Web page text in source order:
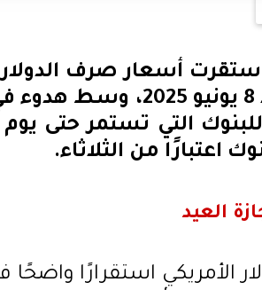
أسعار صرف الدولار
مقابل الجنيه المصري اليوم الأحد 8
اعتبارًا من الثلاثاء.
العيد
الأمريكي استقرارًا